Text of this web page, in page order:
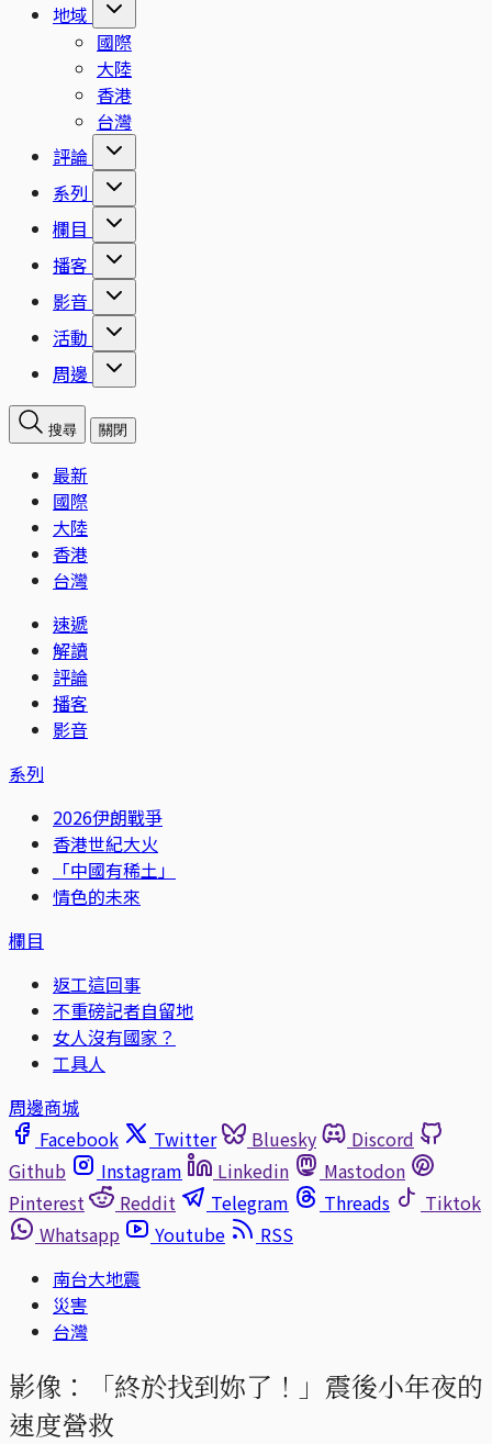
地域
國際
大陸
香港
台灣
評論
系列
欄目
播客
影音
活動
周邊
搜尋 關閉
最新
國際
大陸
香港
台灣
速遞
解讀
評論
播客
影音
系列
2026伊朗戰爭
香港世紀大火
「中國有稀土」
情色的未來
欄目
返工這回事
不重磅記者自留地
女人沒有國家？
工具人
周邊商城
Facebook
Twitter Bluesky
Discord
Github
Instagram Linkedin
Mastodon
Pinterest
Reddit Telegram Threads
Tiktok
Whatsapp
Youtube
RSS
南台大地震
災害
台灣
影像：「終於找到妳了！」震後小年夜的
速度營救